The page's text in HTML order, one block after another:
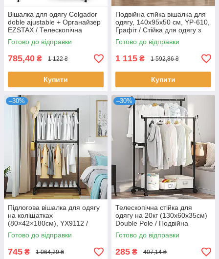
Вішалка для одягу Colgador
doble ajustable + Органайзер
EZSTAX / Телескопічна
пересувна вішалка
Готово до відправки
785,40 ₴ 1 122 ₴
Купити
Подвійна стійка вішалка для
одягу, 140х95х50 см, YP-610,
Графіт / Стійка для одягу з
полицями для взуття
Готово до відправки
1 115 ₴ 1 592,86 ₴
Купити
–30%
Підлогова вішалка для одягу
на коліщатках
(80×42×180см), YX9112 /
Стійка для одягу / Вішалка-
стійка
Готово до відправки
745 ₴ 1 064,29 ₴
–30%
Телескопічна стійка для
одягу на 20кг (130х60х35см)
Double Pole / Подвійна
вішалка в коридор
Готово до відправки
285 ₴ 407,14 ₴